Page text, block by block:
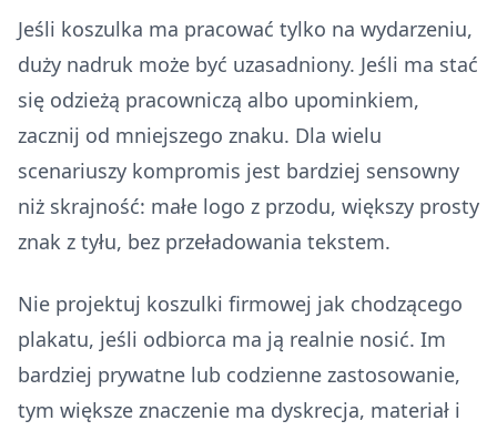
Jeśli koszulka ma pracować tylko na wydarzeniu,
duży nadruk może być uzasadniony. Jeśli ma stać
się odzieżą pracowniczą albo upominkiem,
zacznij od mniejszego znaku. Dla wielu
scenariuszy kompromis jest bardziej sensowny
niż skrajność: małe logo z przodu, większy prosty
znak z tyłu, bez przeładowania tekstem.
Nie projektuj koszulki firmowej jak chodzącego
plakatu, jeśli odbiorca ma ją realnie nosić. Im
bardziej prywatne lub codzienne zastosowanie,
tym większe znaczenie ma dyskrecja, materiał i